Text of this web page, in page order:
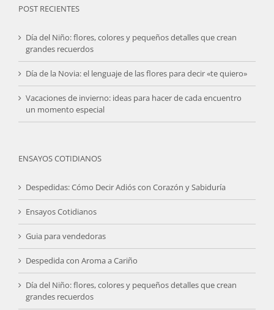
POST RECIENTES
Día del Niño: flores, colores y pequeños detalles que crean
grandes recuerdos
Día de la Novia: el lenguaje de las flores para decir «te quiero»
Vacaciones de invierno: ideas para hacer de cada encuentro
un momento especial
ENSAYOS COTIDIANOS
Despedidas: Cómo Decir Adiós con Corazón y Sabiduría
Ensayos Cotidianos
Guia para vendedoras
Despedida con Aroma a Cariño
Día del Niño: flores, colores y pequeños detalles que crean
grandes recuerdos